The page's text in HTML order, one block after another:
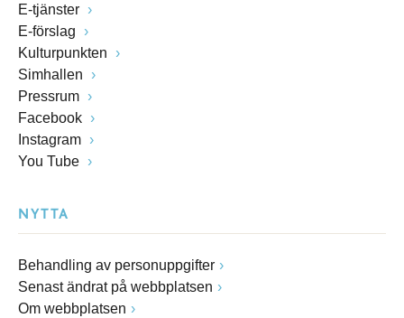
E-tjänster
E-förslag
Kulturpunkten
Simhallen
Pressrum
Facebook
Instagram
You Tube
NYTTA
Behandling av personuppgifter
Senast ändrat på webbplatsen
Om webbplatsen